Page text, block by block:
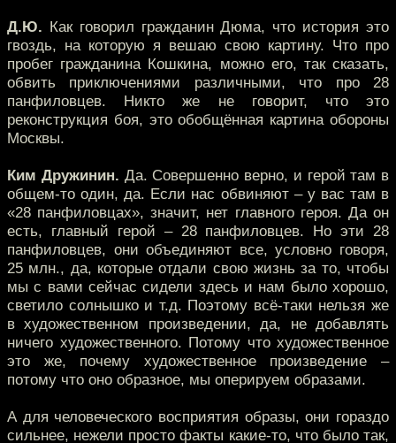
Д.Ю. Как говорил гражданин Дюма, что история это
гвоздь, на которую я вешаю свою картину. Что про
пробег гражданина Кошкина, можно его, так сказать,
обвить приключениями различными, что про 28
панфиловцев. Никто же не говорит, что это
реконструкция боя, это обобщённая картина обороны
Москвы.
Ким Дружинин. Да. Совершенно верно, и герой там в
общем-то один, да. Если нас обвиняют – у вас там в
«28 панфиловцах», значит, нет главного героя. Да он
есть, главный герой – 28 панфиловцев. Но эти 28
панфиловцев, они объединяют все, условно говоря,
25 млн., да, которые отдали свою жизнь за то, чтобы
мы с вами сейчас сидели здесь и нам было хорошо,
светило солнышко и т.д. Поэтому всё-таки нельзя же
в художественном произведении, да, не добавлять
ничего художественного. Потому что художественное
это же, почему художественное произведение –
потому что оно образное, мы оперируем образами.
А для человеческого восприятия образы, они гораздо
сильнее, нежели просто факты какие-то, что было так,